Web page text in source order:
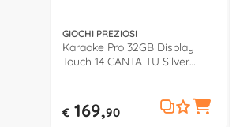
GIOCHI PREZIOSI
Karaoke Pro 32GB Display
Touch 14 CANTA TU Silver
€ 169,90